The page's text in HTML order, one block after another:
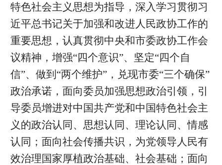
特色社会主义思想为指导，深入学习贯彻习
近平总书记关于加强和改进人民政协工作的
重要思想，认真贯彻中央和市委政协工作会
议精神，增强“四个意识”、坚定“四个自
信”、做到“两个维护”，兑现市委“三个确保”
政治承诺，面向委员加强思想政治引领，引
导委员增进对中国共产党和中国特色社会主
义的政治认同、思想认同、理论认同、情感
认同；面向社会传播共识，为党领导人民有
效治理国家厚植政治基础、社会基础；面向